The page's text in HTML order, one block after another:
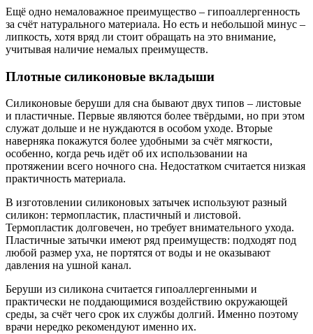
Ещё одно немаловажное преимущество – гипоаллергенность
за счёт натурального материала. Но есть и небольшой минус –
липкость, хотя вряд ли стоит обращать на это внимание,
учитывая наличие немалых преимуществ.
Плотные силиконовые вкладыши
Силиконовые беруши для сна бывают двух типов – листовые
и пластичные. Первые являются более твёрдыми, но при этом
служат дольше и не нуждаются в особом уходе. Вторые
наверняка покажутся более удобными за счёт мягкости,
особенно, когда речь идёт об их использовании на
протяжении всего ночного сна. Недостатком считается низкая
практичность материала.
В изготовлении силиконовых затычек используют разный
силикон: термопластик, пластичный и листовой.
Термопластик долговечен, но требует внимательного ухода.
Пластичные затычки имеют ряд преимуществ: подходят под
любой размер уха, не портятся от воды и не оказывают
давления на ушной канал.
Беруши из силикона считается гипоаллергенными и
практически не поддающимися воздействию окружающей
среды, за счёт чего срок их службы долгий. Именно поэтому
врачи нередко рекомендуют именно их.